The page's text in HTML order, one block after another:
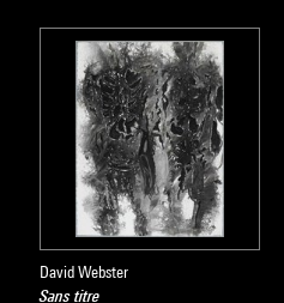
David Webster
Sans titre